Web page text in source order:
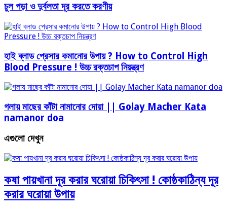
চুল পড়া ও দুর্বলতা দূর করতে করণীয়
হাই ব্লাড প্রেসার কমানোর উপায় ? How to Control High
Blood Pressure ! উচ্চ রক্তচাপ নিয়ন্ত্রণ
গলায় মাছের কাঁটা নামানোর দোয়া || Golay Macher Kata
namanor doa
এগুলো দেখুন
কষা পায়খানা দূর করার ঘরোয়া চিকিৎসা ! কোষ্ঠকাঠিন্য দূর
করার ঘরোয়া উপায়